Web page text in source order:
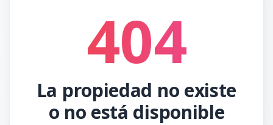
404
La propiedad no existe
o no está disponible